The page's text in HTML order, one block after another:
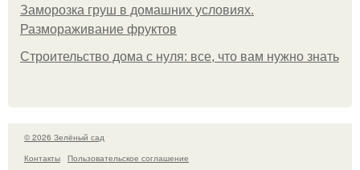
Заморозка груш в домашних условиях.
Размораживание фруктов
Строительство дома с нуля: все, что вам нужно знать
© 2026 Зелёный сад
Контакты
Пользовательское соглашение